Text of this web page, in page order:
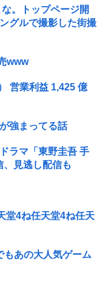
。トップページ開
グルで撮影した街撮
www
営業利益 1,425 億
強まってる話
ラマ「東野圭吾 手
見逃し配信も
堂4ね任天堂4ね任天
もあの大人気ゲーム